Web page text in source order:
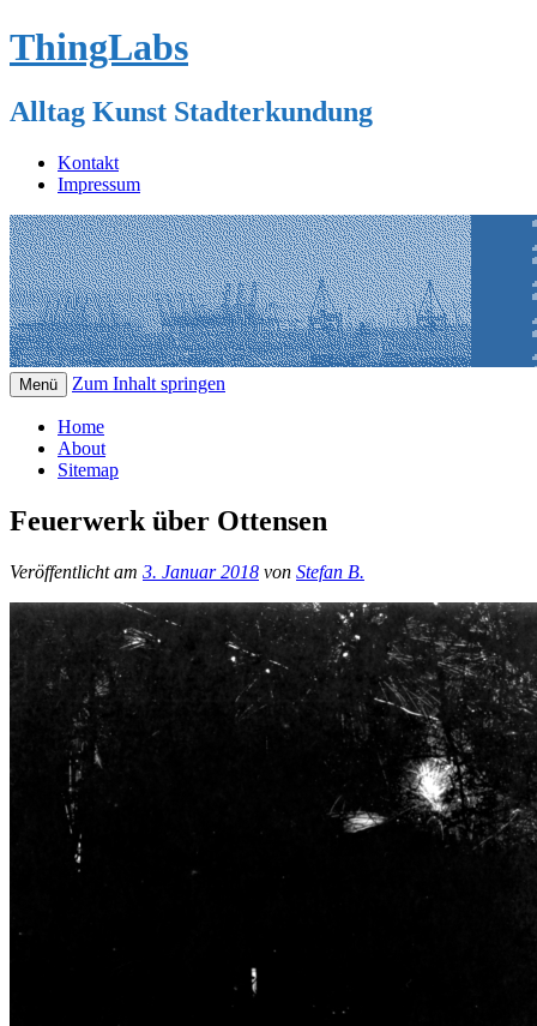
ThingLabs
Alltag Kunst Stadterkundung
Kontakt
Impressum
Menü Zum Inhalt springen
Home
About
Sitemap
Feuerwerk über Ottensen
Veröffentlicht am 3. Januar 2018 von Stefan B.